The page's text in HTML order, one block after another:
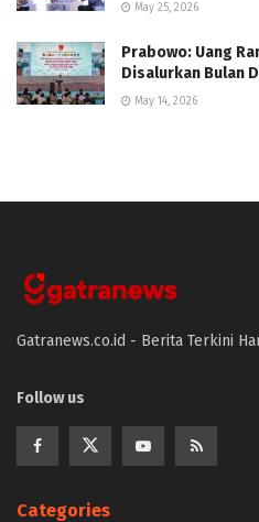
May 25, 2026
Prabowo: Uang
Disalurkan Bulan
May 14, 2026
Gatranews.co.id - Berita Terkini
Follow us
Categories